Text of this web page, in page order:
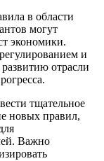
в области
могут
экономики.
и
отрасли
тщательное
новых правил,
Важно